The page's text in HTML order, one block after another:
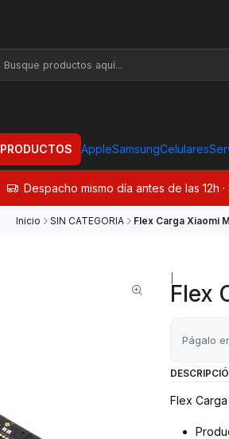
PRODUCTOS AppleSamsungCelulares
Despacho mismo día antes de las 12h ·
Inicio SIN CATEGORIA Flex Carga Xiaomi
Flex
Págalo
Flex